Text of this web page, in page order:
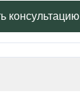
консультацию